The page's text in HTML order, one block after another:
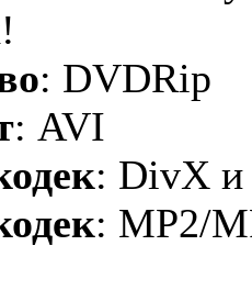
: DVDRip
: AVI
: DivX
: MP2/